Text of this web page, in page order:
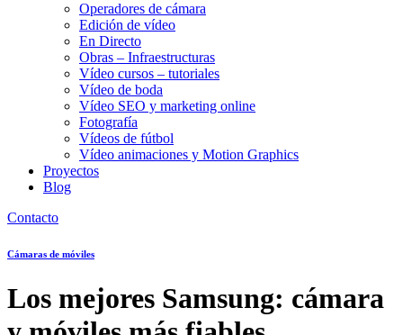
Operadores de cámara
Edición de vídeo
En Directo
Obras – Infraestructuras
Vídeo cursos – tutoriales
Vídeo de boda
Vídeo SEO y marketing online
Fotografía
Vídeos de fútbol
Vídeo animaciones y Motion Graphics
Proyectos
Blog
Contacto
Cámaras de móviles
Los mejores Samsung: cámara